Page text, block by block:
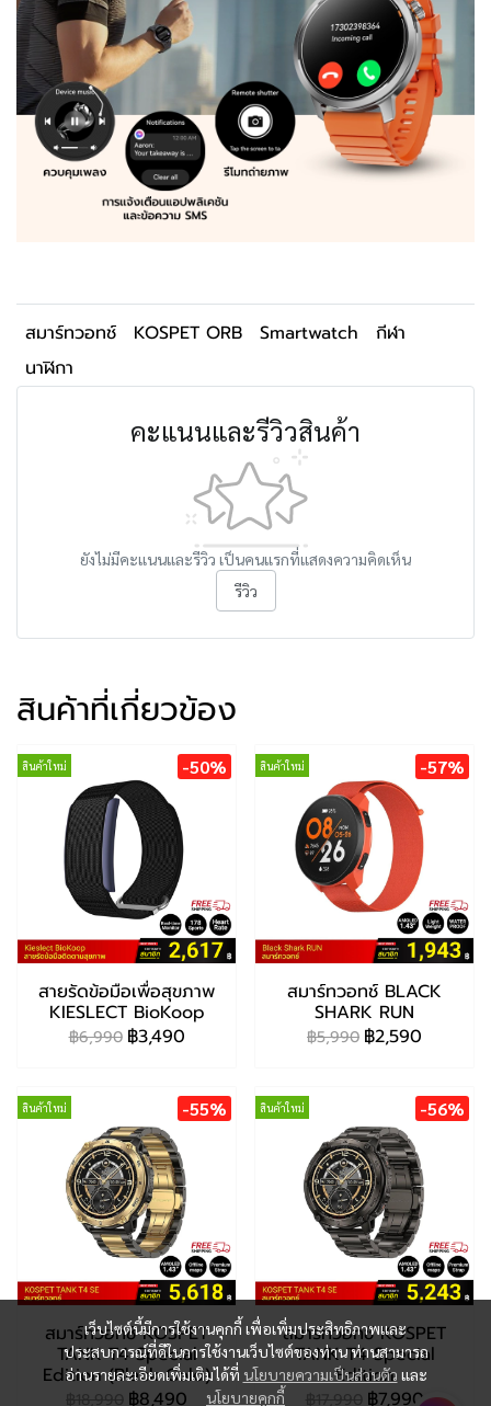
สมาร์ทวอทช์ KOSPET ORB Smartwatch
กีฬา
นาฬิกา
คะแนนและรีวิวสินค้า
ยังไม่มีคะแนนและรีวิว เป็นคนแรกที่แสดงความคิดเห็น
รีวิว
สินค้าที่เกี่ยวข้อง
สินค้าใหม่ -50%
สายรัดข้อมือเพื่อสุขภาพ
KIESLECT BioKoop
฿6,990 ฿3,490
สินค้าใหม่ -57%
สมาร์ทวอทช์ BLACK
SHARK RUN
฿5,990 ฿2,590
สินค้าใหม่ -55%
สมาร์ทวอทช์ KOSPET
TANK T4 Special
Edition (Black Gold)
฿18,990 ฿8,490
สินค้าใหม่ -56%
สมาร์ทวอทช์ KOSPET
TANK T4 Special
Edition
฿17,990 ฿7,990
เว็บไซต์นี้มีการใช้งานคุกกี้ เพื่อเพิ่มประสิทธิภาพและ
ประสบการณ์ที่ดีในการใช้งานเว็บไซต์ของท่าน ท่านสามารถ
อ่านรายละเอียดเพิ่มเติมได้ที่ นโยบายความเป็นส่วนตัว และ
นโยบายคุกกี้